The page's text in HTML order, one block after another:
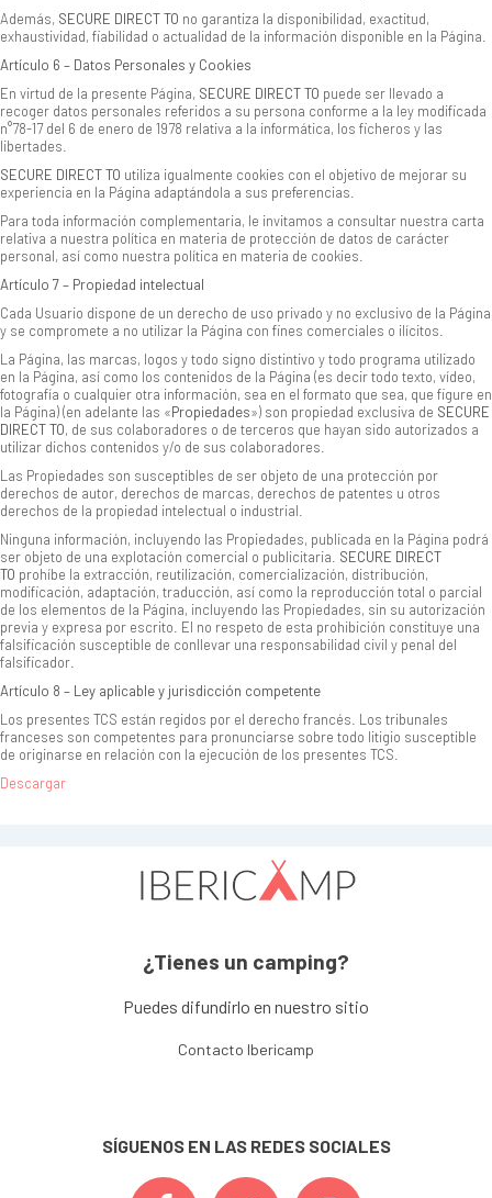
Además, SECURE DIRECT TO no garantiza la disponibilidad, exactitud,
exhaustividad, fiabilidad o actualidad de la información disponible en la Página.
Artículo 6 – Datos Personales y Cookies
En virtud de la presente Página, SECURE DIRECT TO puede ser llevado a
recoger datos personales referidos a su persona conforme a la ley modificada
n°78-17 del 6 de enero de 1978 relativa a la informática, los ficheros y las
libertades.
SECURE DIRECT TO utiliza igualmente cookies con el objetivo de mejorar su
experiencia en la Página adaptándola a sus preferencias.
Para toda información complementaria, le invitamos a consultar nuestra carta
relativa a nuestra política en materia de protección de datos de carácter
personal, así como nuestra política en materia de cookies.
Artículo 7 – Propiedad intelectual
Cada Usuario dispone de un derecho de uso privado y no exclusivo de la Página
y se compromete a no utilizar la Página con fines comerciales o ilícitos.
La Página, las marcas, logos y todo signo distintivo y todo programa utilizado
en la Página, así como los contenidos de la Página (es decir todo texto, vídeo,
fotografía o cualquier otra información, sea en el formato que sea, que figure en
la Página) (en adelante las «Propiedades») son propiedad exclusiva de SECURE
DIRECT TO, de sus colaboradores o de terceros que hayan sido autorizados a
utilizar dichos contenidos y/o de sus colaboradores.
Las Propiedades son susceptibles de ser objeto de una protección por
derechos de autor, derechos de marcas, derechos de patentes u otros
derechos de la propiedad intelectual o industrial.
Ninguna información, incluyendo las Propiedades, publicada en la Página podrá
ser objeto de una explotación comercial o publicitaria. SECURE DIRECT
TO prohíbe la extracción, reutilización, comercialización, distribución,
modificación, adaptación, traducción, así como la reproducción total o parcial
de los elementos de la Página, incluyendo las Propiedades, sin su autorización
previa y expresa por escrito. El no respeto de esta prohibición constituye una
falsificación susceptible de conllevar una responsabilidad civil y penal del
falsificador.
Artículo 8 – Ley aplicable y jurisdicción competente
Los presentes TCS están regidos por el derecho francés. Los tribunales
franceses son competentes para pronunciarse sobre todo litigio susceptible
de originarse en relación con la ejecución de los presentes TCS.
Descargar
¿Tienes un camping?
Puedes difundirlo en nuestro sitio
Contacto Ibericamp
SÍGUENOS EN LAS REDES SOCIALES